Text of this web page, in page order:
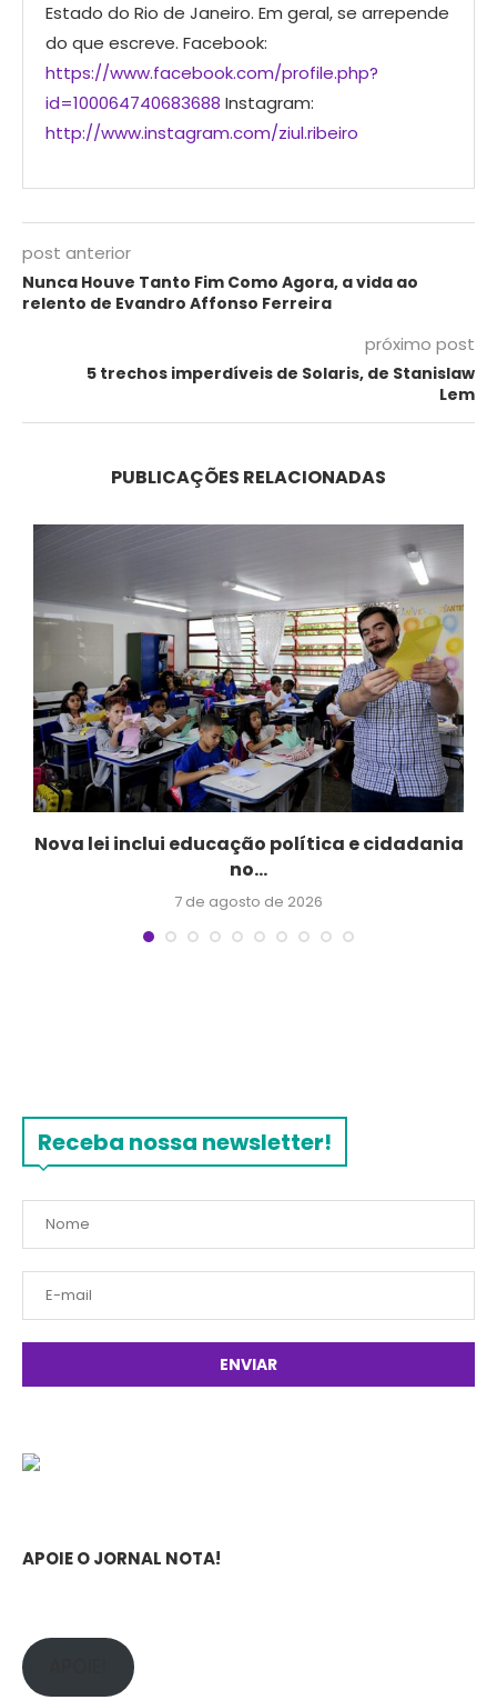
Estado do Rio de Janeiro. Em geral, se arrepende
do que escreve. Facebook:
https://www.facebook.com/profile.php?
id=100064740683688 Instagram:
http://www.instagram.com/ziul.ribeiro
post anterior
Nunca Houve Tanto Fim Como Agora, a vida ao
relento de Evandro Affonso Ferreira
próximo post
5 trechos imperdíveis de Solaris, de Stanislaw
Lem
PUBLICAÇÕES RELACIONADAS
Nova lei inclui educação política e cidadania
no...
7 de agosto de 2026
Receba nossa newsletter!
APOIE O JORNAL NOTA!